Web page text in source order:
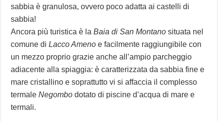
sabbia è granulosa, ovvero poco adatta ai castelli di
sabbia!
Ancora più turistica è laBaia di San Montano situata nel
comune diLacco Ameno e facilmente raggiungibile con
un mezzo proprio grazie anche all’ampio parcheggio
adiacente alla spiaggia: è caratterizzata da sabbia fine e
mare cristallino e soprattutto vi si affaccia il complesso
termaleNegombo dotato di piscine d’acqua di mare e
termali.